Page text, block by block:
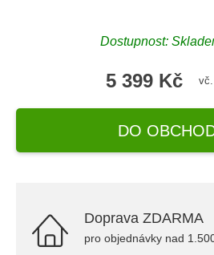
Dostupnost:
5 399 Kč vč.
DO
Doprava ZDARMA
pro objednávky nad